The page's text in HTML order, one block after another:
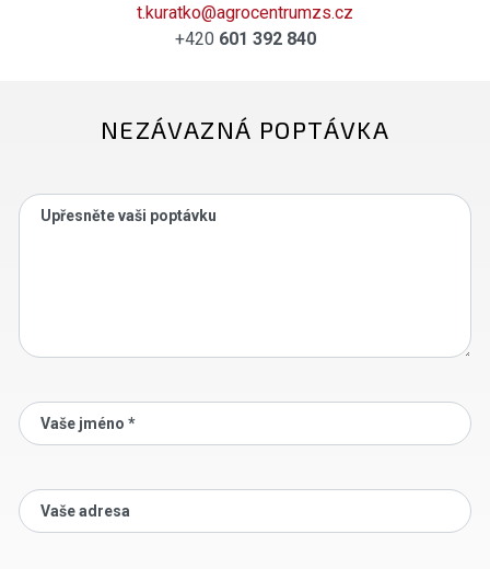
t.kuratko@agrocentrumzs.cz
+420 601 392 840
NEZÁVAZNÁ POPTÁVKA
Upřesněte vaši poptávku
Vaše jméno *
Vaše adresa